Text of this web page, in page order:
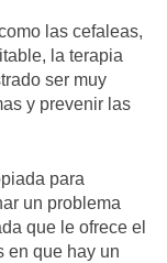
las cefaleas,
la terapia
ser muy
y prevenir las
para
un problema
que le ofrece el
en que hay un